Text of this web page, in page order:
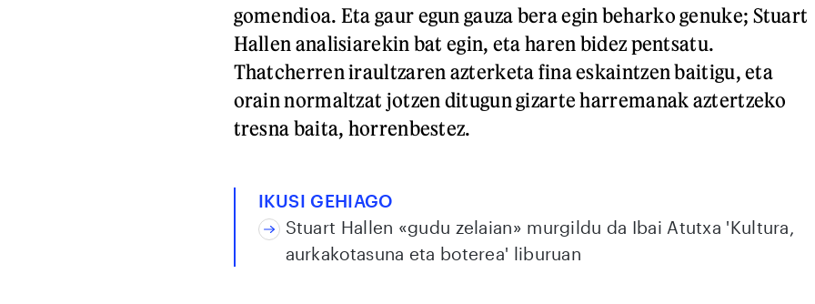
gomendioa. Eta gaur egun gauza bera egin beharko genuke; Stuart
Hallen analisiarekin bat egin, eta haren bidez pentsatu.
Thatcherren iraultzaren azterketa fina eskaintzen baitigu, eta
orain normaltzat jotzen ditugun gizarte harremanak aztertzeko
tresna baita, horrenbestez.
IKUSI GEHIAGO
Stuart Hallen «gudu zelaian» murgildu da Ibai Atutxa 'Kultura,
aurkakotasuna eta boterea' liburuan